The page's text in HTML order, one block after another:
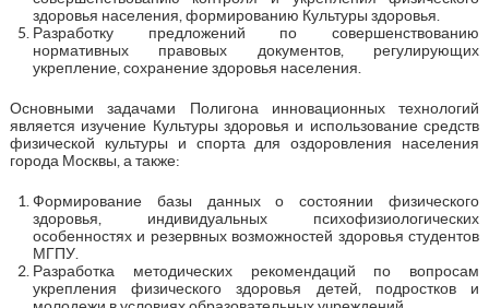
здоровья населения, формированию Культуры здоровья.
Разработку предложений по совершенствованию
нормативных правовых документов, регулирующих
укрепление, сохранение здоровья населения.
Основными задачами Полигона инновационных технологий
является изучение Культуры здоровья и использование средств
физической культуры и спорта для оздоровления населения
города Москвы, а также:
Формирование базы данных о состоянии физического
здоровья, индивидуальных психофизиологических
особенностях и резервных возможностей здоровья студентов
МГПУ.
Разработка методических рекомендаций по вопросам
укрепления физического здоровья детей, подростков и